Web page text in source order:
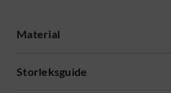
Material
Storleksguide